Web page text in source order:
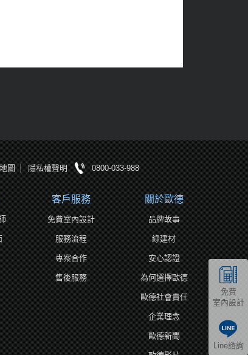
免費
室內設計
Line諮詢
圖 隱私權聲明 0800-033-988
客戶服務
免費室內設計
服務流程
專案合作
售後服務
關於歐德
品牌故事
綠建材
安心認證
為何選擇歐德
歐德社會責任
企業理念
歐德新聞